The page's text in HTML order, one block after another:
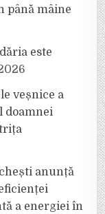
până mâine
este
veșnice a
doamnei
anunță
a energiei în